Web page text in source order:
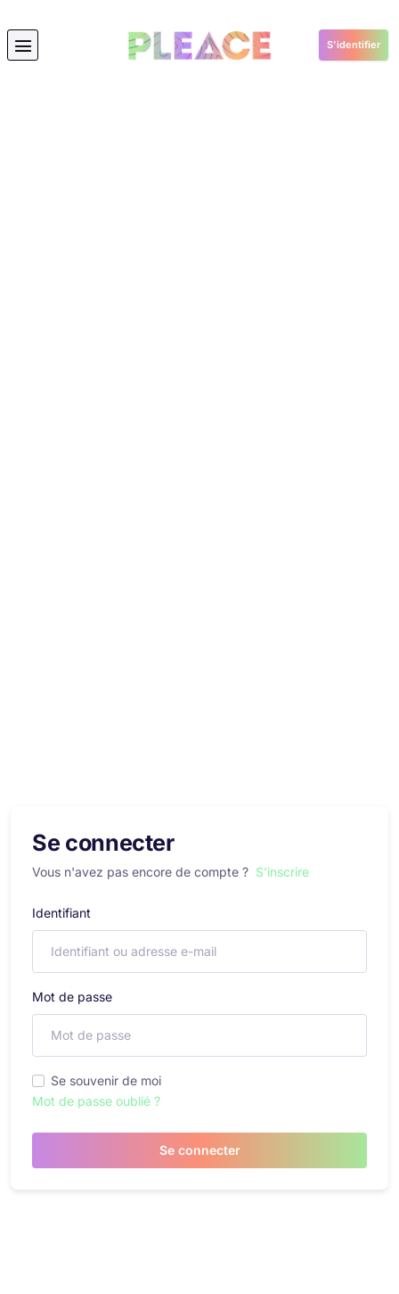
S'identifier
Se connecter
Vous n'avez pas encore de compte ? S'inscrire
Identifiant
Mot de passe
Se souvenir de moi
Mot de passe oublié ?
Se connecter